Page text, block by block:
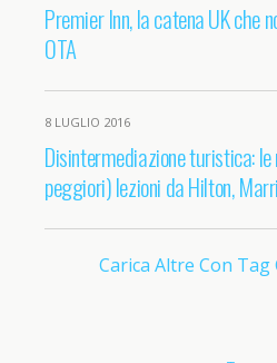
Premier Inn, la catena UK che
OTA
8 LUGLIO 2016
Disintermediazione turistica:
peggiori) lezioni da Hilton,
Carica Altre Con